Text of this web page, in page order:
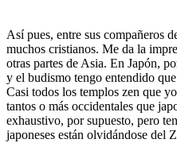
Así pues, entre sus compañeros
muchos cristianos. Me da la
otras partes de Asia. En Japón,
y el budismo tengo entendido
Casi todos los templos zen que
tantos o más occidentales que
exhaustivo, por supuesto, pero
japoneses están olvidándose del